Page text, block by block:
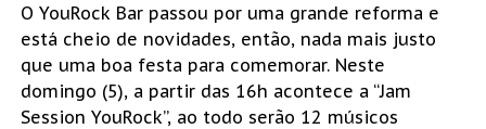
O YouRock Bar passou por uma grande reforma e
está cheio de novidades, então, nada mais justo
que uma boa festa para comemorar. Neste
domingo (5), a partir das 16h acontece a “Jam
Session YouRock”, ao todo serão 12 músicos